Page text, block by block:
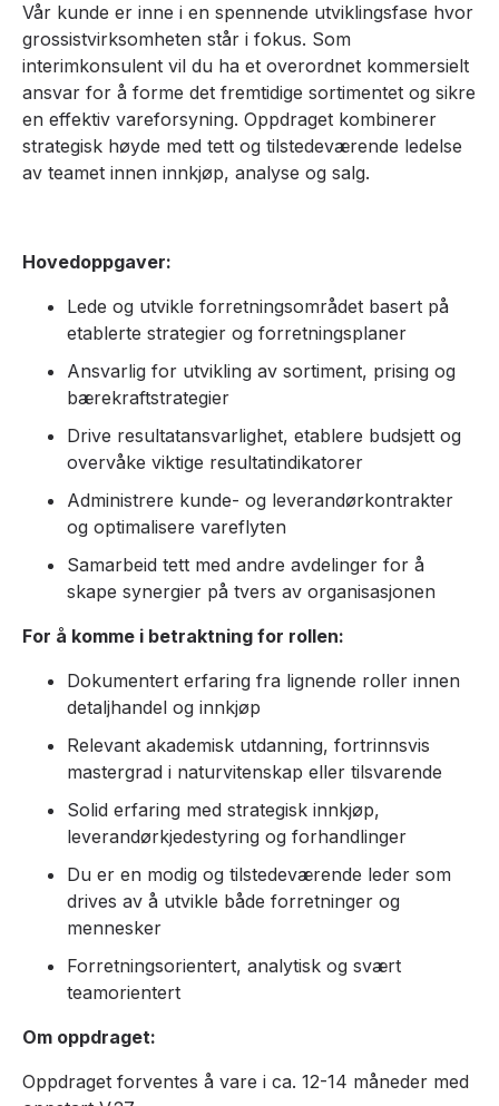
Vår kunde er inne i en spennende utviklingsfase hvor
grossistvirksomheten står i fokus. Som
interimkonsulent vil du ha et overordnet kommersielt
ansvar for å forme det fremtidige sortimentet og sikre
en effektiv vareforsyning. Oppdraget kombinerer
strategisk høyde med tett og tilstedeværende ledelse
av teamet innen innkjøp, analyse og salg.
Hovedoppgaver:
Lede og utvikle forretningsområdet basert på
etablerte strategier og forretningsplaner
Ansvarlig for utvikling av sortiment, prising og
bærekraftstrategier
Drive resultatansvarlighet, etablere budsjett og
overvåke viktige resultatindikatorer
Administrere kunde- og leverandørkontrakter
og optimalisere vareflyten
Samarbeid tett med andre avdelinger for å
skape synergier på tvers av organisasjonen
For å komme i betraktning for rollen:
Dokumentert erfaring fra lignende roller innen
detaljhandel og innkjøp
Relevant akademisk utdanning, fortrinnsvis
mastergrad i naturvitenskap eller tilsvarende
Solid erfaring med strategisk innkjøp,
leverandørkjedestyring og forhandlinger
Du er en modig og tilstedeværende leder som
drives av å utvikle både forretninger og
mennesker
Forretningsorientert, analytisk og svært
teamorientert
Om oppdraget:
Oppdraget forventes å vare i ca. 12-14 måneder med